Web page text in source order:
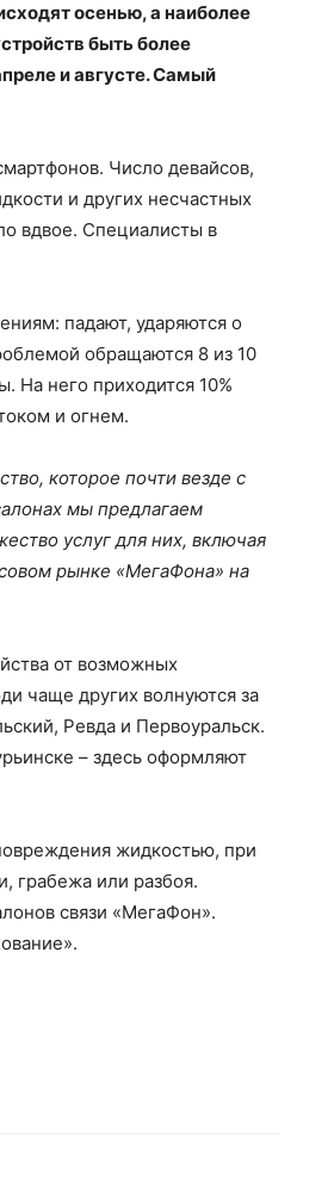
осенью, а наиболее
быть более
и августе. Самый
Число девайсов,
и других несчастных
вдвое. Специалисты в
падают, ударяются о
обращаются 8 из 10
На него приходится 10%
и огнем.
которое почти везде с
мы предлагаем
услуг для них, включая
рынке «МегаФона» на
от возможных
чаще других волнуются за
Ревда и Первоуральск.
– здесь оформляют
жидкостью, при
грабежа или разбоя.
связи «МегаФон».